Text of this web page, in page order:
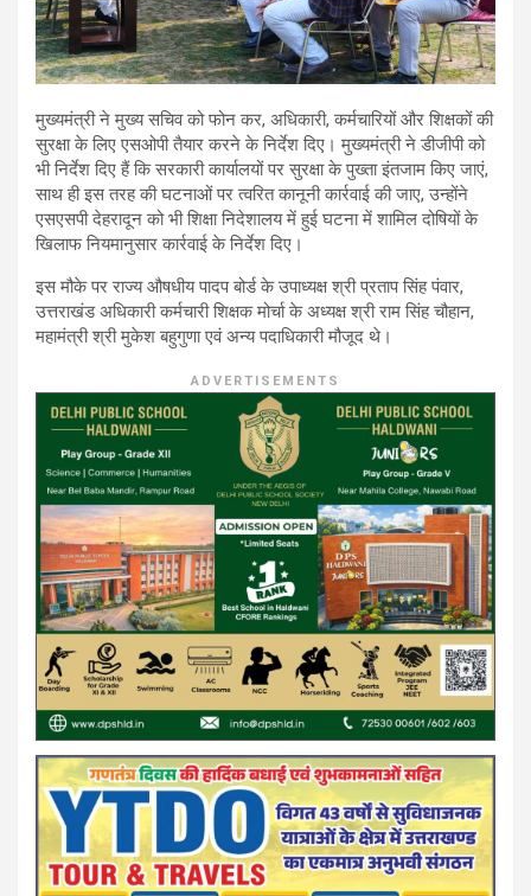
मुख्यमंत्री ने मुख्य सचिव को फोन कर, अधिकारी, कर्मचारियों और शिक्षकों की
सुरक्षा के लिए एसओपी तैयार करने के निर्देश दिए। मुख्यमंत्री ने डीजीपी को
भी निर्देश दिए हैं कि सरकारी कार्यालयों पर सुरक्षा के पुख्ता इंतजाम किए जाएं,
साथ ही इस तरह की घटनाओं पर त्वरित कानूनी कार्रवाई की जाए, उन्होंने
एसएसपी देहरादून को भी शिक्षा निदेशालय में हुई घटना में शामिल दोषियों के
खिलाफ नियमानुसार कार्रवाई के निर्देश दिए।
इस मौके पर राज्य औषधीय पादप बोर्ड के उपाध्यक्ष श्री प्रताप सिंह पंवार,
उत्तराखंड अधिकारी कर्मचारी शिक्षक मोर्चा के अध्यक्ष श्री राम सिंह चौहान,
महामंत्री श्री मुकेश बहुगुणा एवं अन्य पदाधिकारी मौजूद थे।
ADVERTISEMENTS